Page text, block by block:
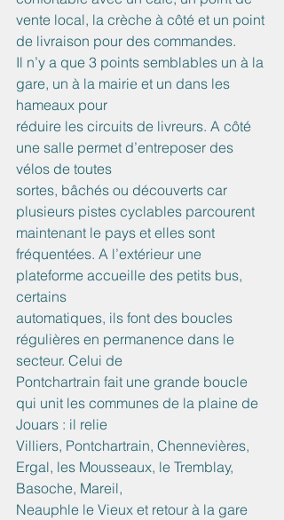
vente local, la crèche à côté et un point
de livraison pour des commandes.
Il n’y a que 3 points semblables un à la
gare, un à la mairie et un dans les
hameaux pour
réduire les circuits de livreurs. A côté
une salle permet d’entreposer des
vélos de toutes
sortes, bâchés ou découverts car
plusieurs pistes cyclables parcourent
maintenant le pays et elles sont
fréquentées. A l’extérieur une
plateforme accueille des petits bus,
certains
automatiques, ils font des boucles
régulières en permanence dans le
secteur. Celui de
Pontchartrain fait une grande boucle
qui unit les communes de la plaine de
Jouars : il relie
Villiers, Pontchartrain, Chennevières,
Ergal, les Mousseaux, le Tremblay,
Basoche, Mareil,
Neauphle le Vieux et retour à la gare